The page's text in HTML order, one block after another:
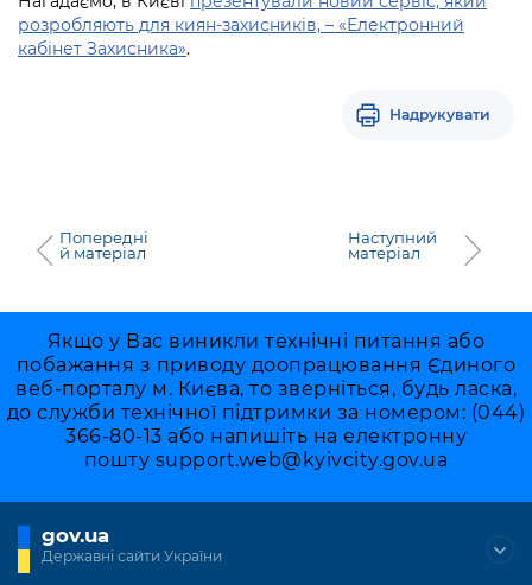
розробляють для киян-захисників, – «Електронний
кабінет Захисника».
Надрукувати
Попередні
й матеріал
Наступний
матеріал
Якщо у Вас виникли технічні питання або
побажання з приводу доопрацювання Єдиного
веб-порталу м. Києва, то зверніться, будь ласка,
до служби технічної підтримки за номером: (044)
366-80-13 або напишіть на електронну
пошту support.web@kyivcity.gov.ua
gov.ua
Державні сайти України